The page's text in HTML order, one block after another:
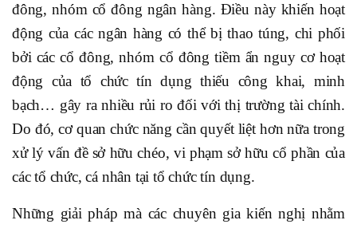
đông, nhóm cổ đông ngân hàng. Điều này khiến hoạt
động của các ngân hàng có thể bị thao túng, chi phối
bởi các cổ đông, nhóm cổ đông tiềm ẩn nguy cơ hoạt
động của tổ chức tín dụng thiếu công khai, minh
bạch… gây ra nhiều rủi ro đối với thị trường tài chính.
Do đó, cơ quan chức năng cần quyết liệt hơn nữa trong
xử lý vấn đề sở hữu chéo, vi phạm sở hữu cổ phần của
các tổ chức, cá nhân tại tổ chức tín dụng.
Những giải pháp mà các chuyên gia kiến nghị nhằm